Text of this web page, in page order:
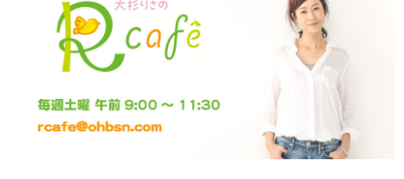
アナウンサー
イベント
ニュース